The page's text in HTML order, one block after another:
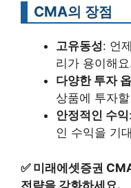
CMA의 장점
고유동성: 언
리가 용이해
다양한 투자
상품에 투자
안정적인 수익
인 수익을 기
✅ 미래에셋증권
전략을 강화하세요.